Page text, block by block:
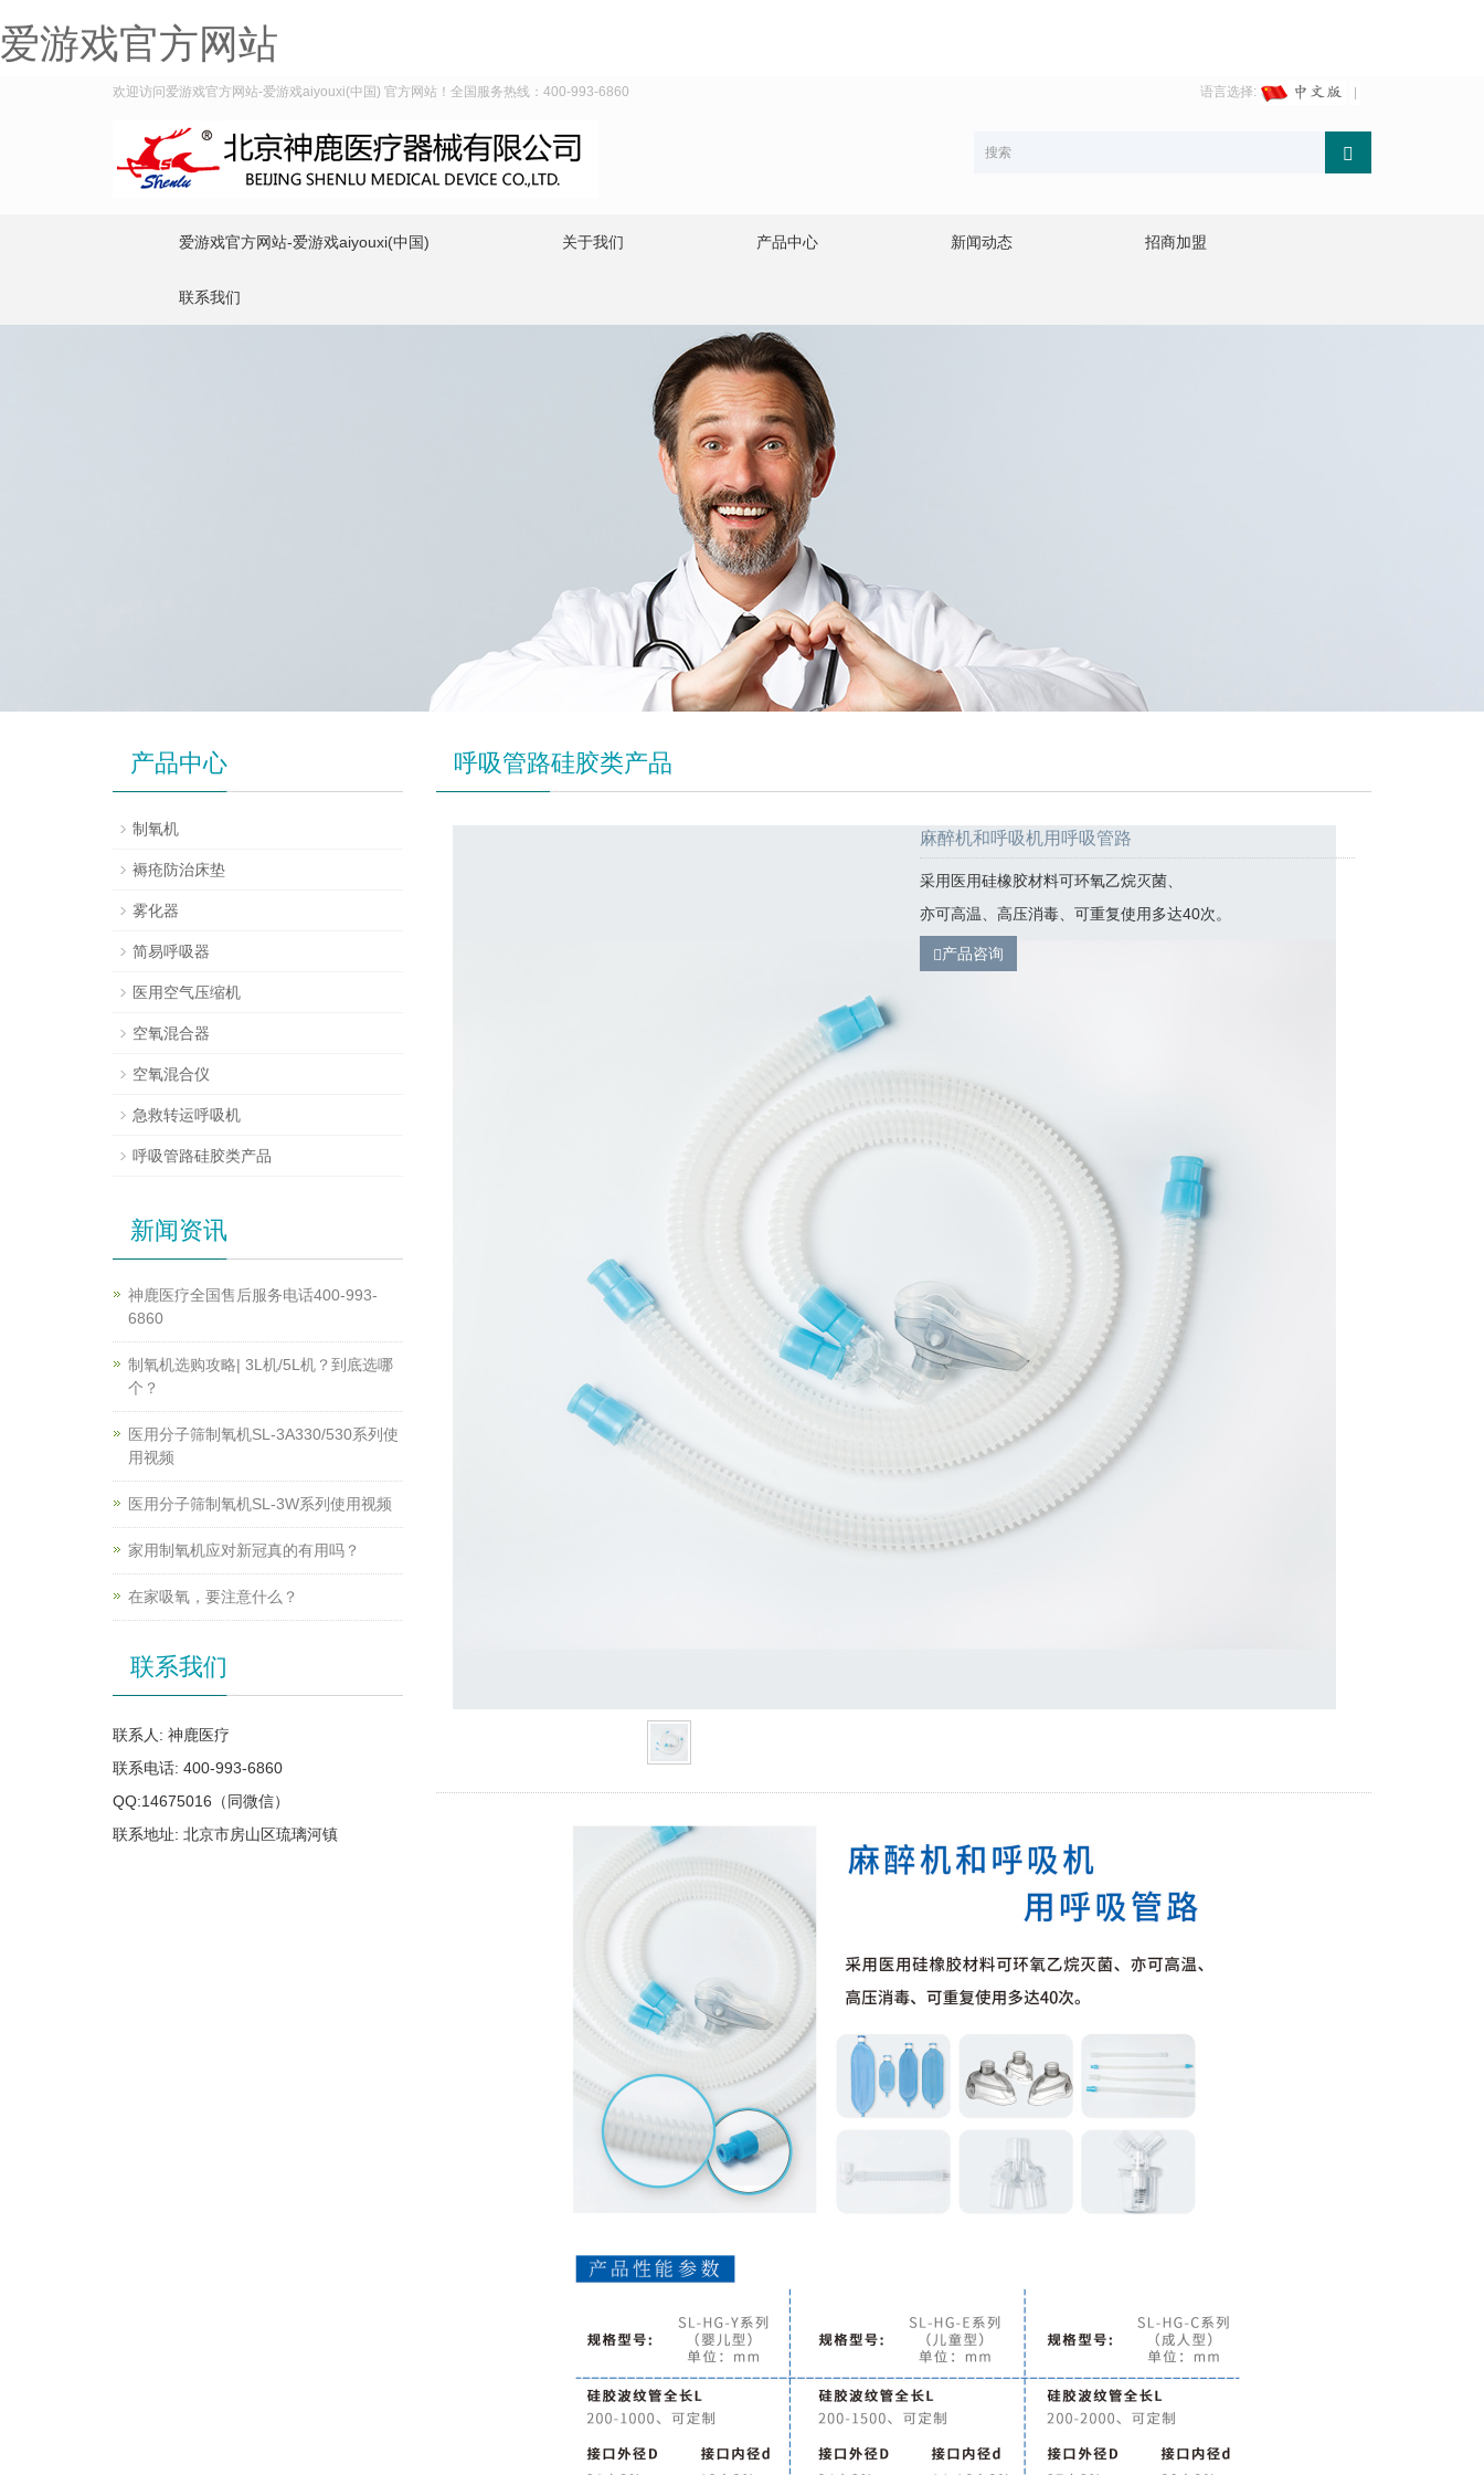
爱游戏官方网站
欢迎访问爱游戏官方网站-爱游戏aiyouxi(中国) 官方网站！全国服务热线：400-993-6860 语言选择:
爱游戏官方网站-爱游戏aiyouxi(中国) 关于我们 产品中心 新闻动态 招商加盟
联系我们
呼吸管路硅胶类产品
麻醉机和呼吸机用呼吸管路
采用医用硅橡胶材料可环氧乙烷灭菌、
亦可高温、高压消毒、可重复使用多达40次。
产品咨询
产品中心
制氧机
褥疮防治床垫
雾化器
简易呼吸器
医用空气压缩机
空氧混合器
空氧混合仪
急救转运呼吸机
呼吸管路硅胶类产品
新闻资讯
神鹿医疗全国售后服务电话400-993-
6860
制氧机选购攻略| 3L机/5L机？到底选哪
个？
医用分子筛制氧机SL-3A330/530系列使
用视频
医用分子筛制氧机SL-3W系列使用视频
家用制氧机应对新冠真的有用吗？
在家吸氧，要注意什么？
联系我们
联系人: 神鹿医疗
联系电话: 400-993-6860
QQ:14675016（同微信）
联系地址: 北京市房山区琉璃河镇